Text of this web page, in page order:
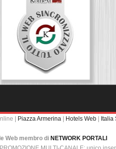
| Piazza Armerina | Hotels Web | Italia
Web membro di NETWORK PORTALI